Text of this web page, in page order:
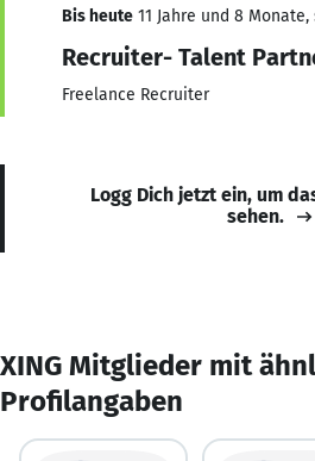
Bis heute 11 Jahre und 8 Monate,
Recruiter- Talent
Freelance Recruiter
Logg Dich jetzt ein, um
sehen.
XING Mitglieder mit
Profilangaben